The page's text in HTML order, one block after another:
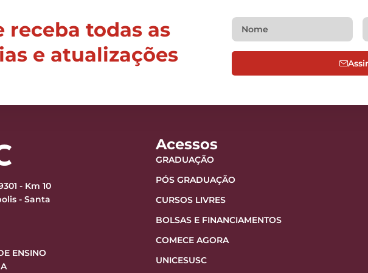
receba todas as
e atualizações
- Km 10
- Santa
ENSINO
Acessos
GRADUAÇÃO
PÓS GRADUAÇÃO
CURSOS LIVRES
BOLSAS E FINANCIAMENTOS
COMECE AGORA
UNICESUSC